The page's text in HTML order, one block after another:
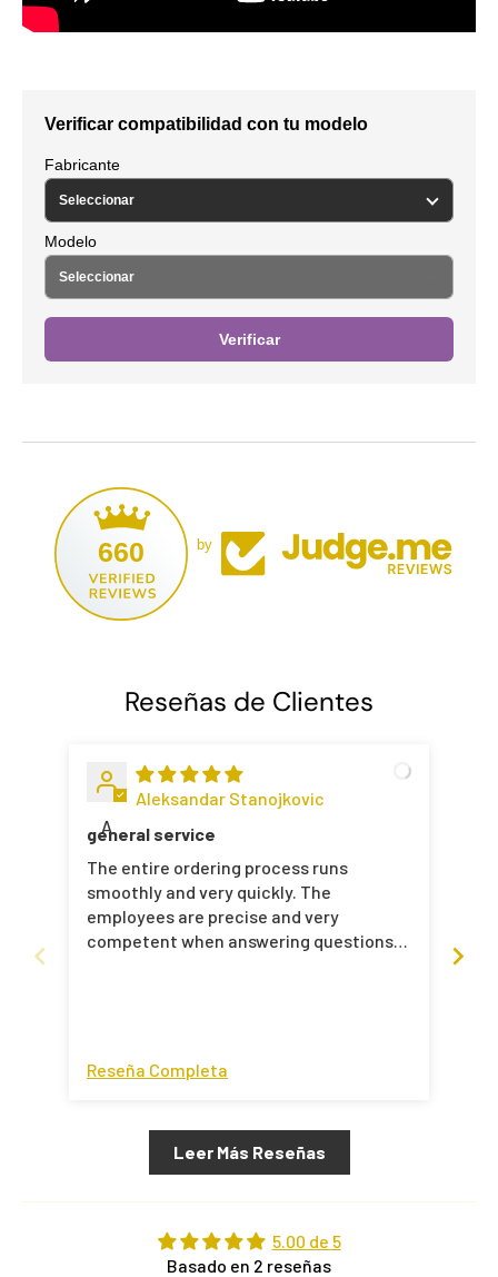
Verificar compatibilidad con tu modelo
Fabricante
Modelo
Verificar
660 by
Reseñas de Clientes
A
Aleksandar Stanojkovic
general service
The entire ordering process runs
smoothly and very quickly. The
employees are precise and very
competent when answering questions
Reseña Completa
Leer Más Reseñas
5.00 de 5
Basado en 2 reseñas